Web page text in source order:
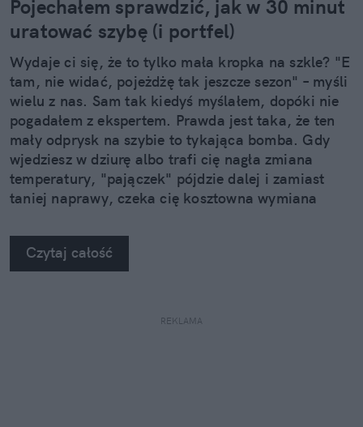
Pojechałem sprawdzić, jak w 30 minut
uratować szybę (i portfel)
Wydaje ci się, że to tylko mała kropka na szkle? "E
tam, nie widać, pojeżdżę tak jeszcze sezon" – myśli
wielu z nas. Sam tak kiedyś myślałem, dopóki nie
pogadałem z ekspertem. Prawda jest taka, że ten
mały odprysk na szybie to tykająca bomba. Gdy
wjedziesz w dziurę albo trafi cię nagła zmiana
temperatury, "pajączek" pójdzie dalej i zamiast
taniej naprawy, czeka cię kosztowna wymiana
na własne oczy zobaczyć, jak profesjonaliści radzą
sobie z takimi uszkodzeniami.
Czytaj całość
REKLAMA